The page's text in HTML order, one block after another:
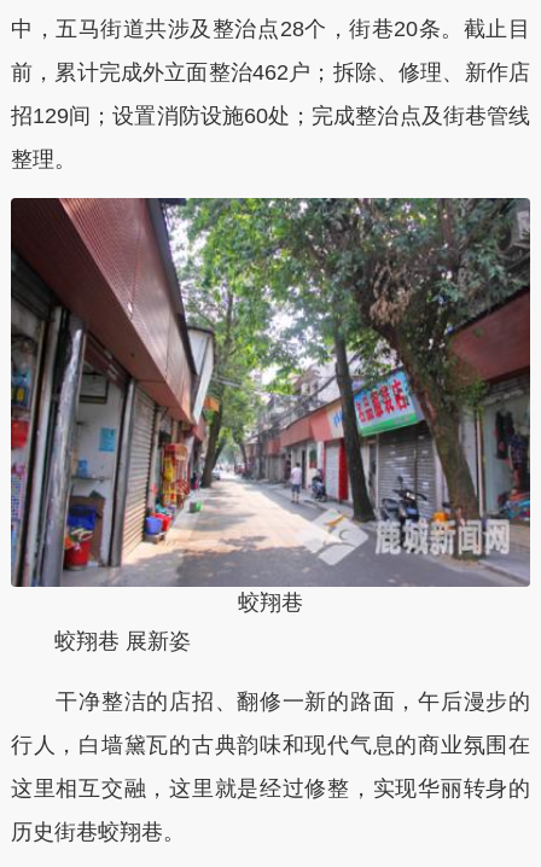
中，五马街道共涉及整治点28个，街巷20条。截止目
前，累计完成外立面整治462户；拆除、修理、新作店
招129间；设置消防设施60处；完成整治点及街巷管线
整理。
蛟翔巷
蛟翔巷 展新姿
干净整洁的店招、翻修一新的路面，午后漫步的
行人，白墙黛瓦的古典韵味和现代气息的商业氛围在
这里相互交融，这里就是经过修整，实现华丽转身的
历史街巷蛟翔巷。